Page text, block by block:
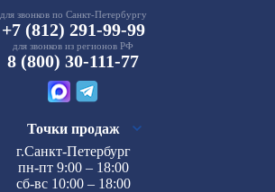
для звонков по Санкт-Петербургу
+7 (812) 291-99-99
для звонков из регионов РФ
8 (800) 30-111-77
Точки продаж
г.Санкт-Петербург
пн-пт 9:00 – 18:00
сб-вс 10:00 – 18:00